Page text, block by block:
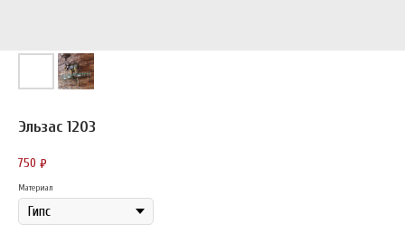
Эльзас 1203
750 ₽
Материал